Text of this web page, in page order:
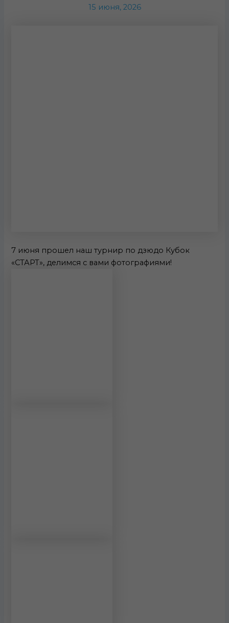
15 июня, 2026
7 июня прошел наш турнир по дзюдо Кубок
«СТАРТ», делимся с вами фотографиями!